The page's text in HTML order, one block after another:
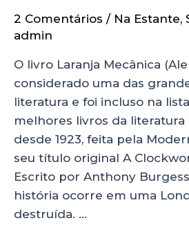
2 Comentários / Na Estante,
admin
O livro Laranja Mecânica
considerado uma das
literatura e foi incluso na
melhores livros da literatura
desde 1923, feita pela
seu título original A
Escrito por Anthony Burgess
história ocorre em uma
destruída. …